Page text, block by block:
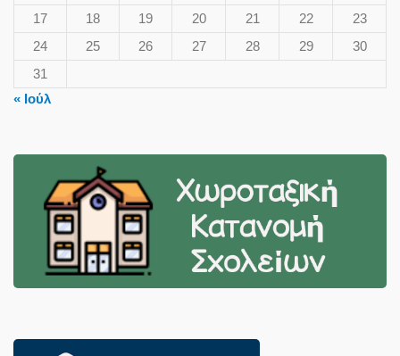
17
18 19 20 21 22
23
24
25 26 27 28 29
30
31
« Ιούλ